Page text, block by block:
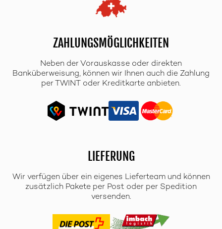
ZAHLUNGSMÖGLICHKEITEN
Neben der Vorauskasse oder direkten
Banküberweisung, können wir Ihnen auch die Zahlung
per TWINT oder Kreditkarte anbieten.
LIEFERUNG
Wir verfügen über ein eigenes Lieferteam und können
zusätzlich Pakete per Post oder per Spedition
versenden.